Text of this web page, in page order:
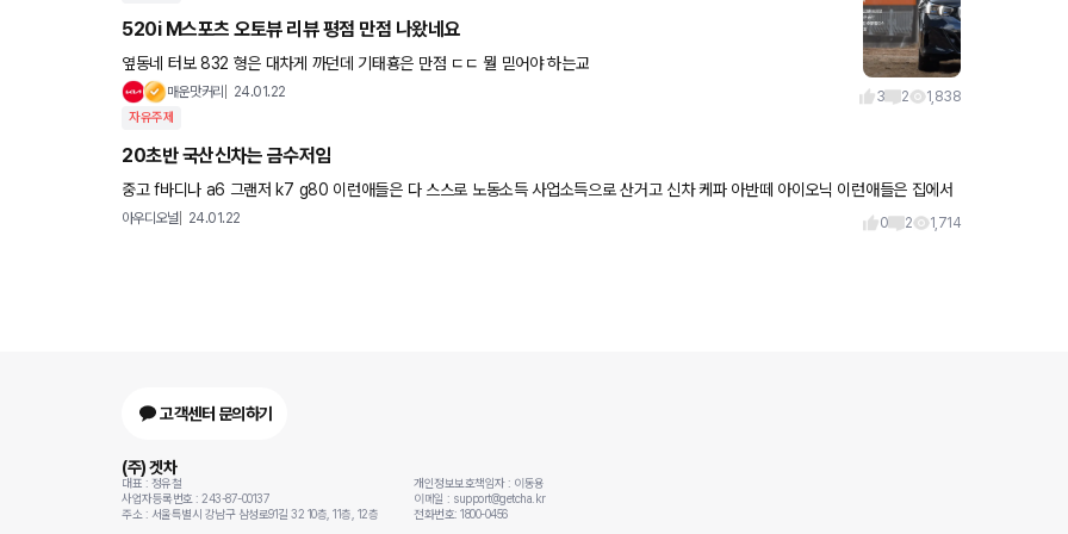
520i M스포츠 오토뷰 리뷰 평점 만점 나왔네요
옆동네 터보 832 형은 대차게 까던데 기태횽은 만점 ㄷㄷ 뭘 믿어야 하는교
매운맛커리 24.01.22 3 2 1,838
자유주제
20초반 국산신차는 금수저임
중고 f바디나 a6 그랜저 k7 g80 이런애들은 다 스스로 노동소득 사업소득으로 산거고 신차 케파 아반떼 아이오닉 이런애들은 집에서
사준더님 ㅇㄱㄹㅇ
아우디오널 24.01.22 0 2 1,714
고객센터 문의하기
(주) 겟차
대표 : 정유철
사업자등록번호 : 243-87-00137
주소 : 서울특별시 강남구 삼성로91길 32 10층, 11층, 12층
개인정보보호책임자 : 이동용
이메일 : support@getcha.kr
전화번호: 1800-0456